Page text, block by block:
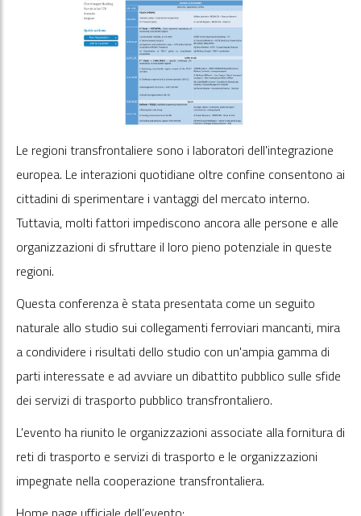
Le regioni transfrontaliere sono i laboratori dell'integrazione
europea. Le interazioni quotidiane oltre confine consentono ai
cittadini di sperimentare i vantaggi del mercato interno.
Tuttavia, molti fattori impediscono ancora alle persone e alle
organizzazioni di sfruttare il loro pieno potenziale in queste
regioni.
Questa conferenza è stata presentata come un seguito
naturale allo studio sui collegamenti ferroviari mancanti, mira
a condividere i risultati dello studio con un'ampia gamma di
parti interessate e ad avviare un dibattito pubblico sulle sfide
dei servizi di trasporto pubblico transfrontaliero.
L'evento ha riunito le organizzazioni associate alla fornitura di
reti di trasporto e servizi di trasporto e le organizzazioni
impegnate nella cooperazione transfrontaliera.